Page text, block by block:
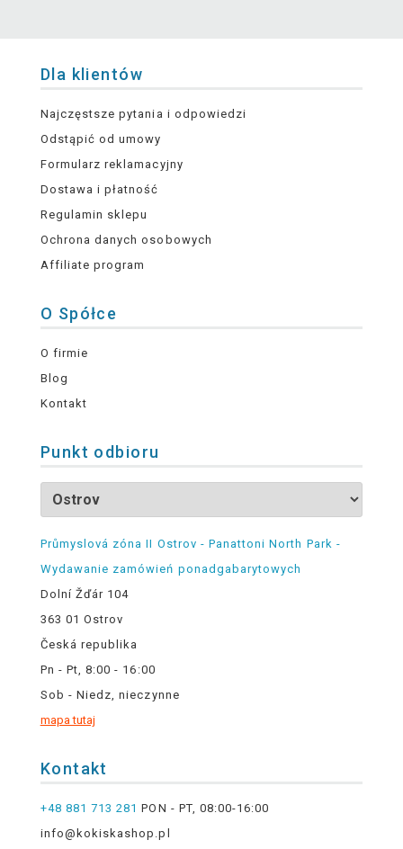
Dla klientów
Najczęstsze pytania i odpowiedzi
Odstąpić od umowy
Formularz reklamacyjny
Dostawa i płatność
Regulamin sklepu
Ochrona danych osobowych
Affiliate program
O Spółce
O firmie
Blog
Kontakt
Punkt odbioru
Průmyslová zóna II Ostrov - Panattoni North Park -
Wydawanie zamówień ponadgabarytowych
Dolní Žďár 104
363 01 Ostrov
Česká republika
Pn - Pt, 8:00 - 16:00
Sob - Niedz, nieczynne
mapa tutaj
Kontakt
+48 881 713 281 PON - PT, 08:00-16:00
info@kokiskashop.pl